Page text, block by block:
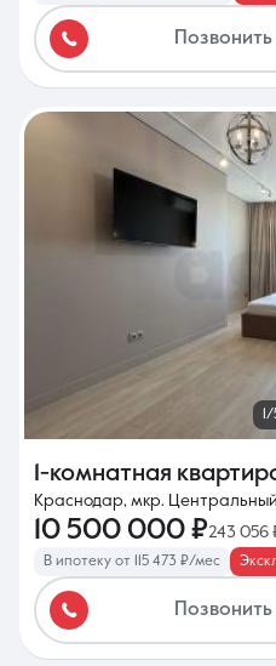
Позвонить
1-комнатная
Краснодар, мкр.
10 500 000 ₽243 056
В ипотеку от 115 473 ₽/мес
Позвонить